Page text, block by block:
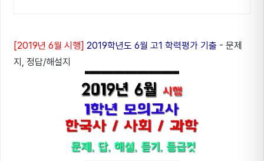
[2019년 6월 시행] 2019학년도 6월 고1 학력평가 기출 - 문제
지, 정답/해설지